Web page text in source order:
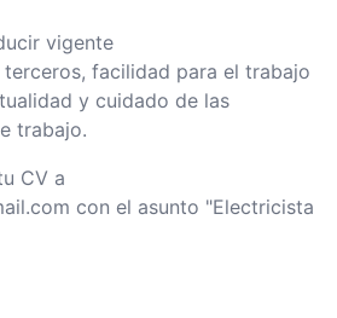
vigente
facilidad para el trabajo
y cuidado de las
trabajo.
CV a
con el asunto "Electricista